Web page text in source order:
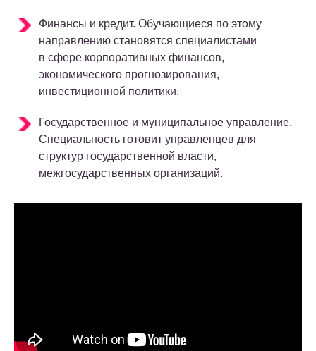
Финансы и кредит. Обучающиеся по этому
направлению становятся специалистами
в сфере корпоративных финансов,
экономического прогнозирования,
инвестиционной политики.
Государственное и муниципальное управление.
Специальность готовит управленцев для
структур государственной власти,
межгосударственных организаций.